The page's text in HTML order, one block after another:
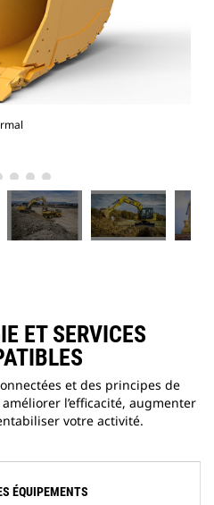
ET SERVICES
et des principes de
l’efficacité, augmenter
votre activité.
ÉQUIPEMENTS